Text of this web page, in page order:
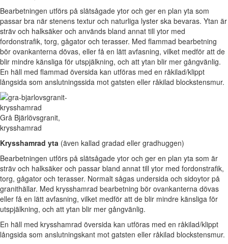
Bearbetningen utförs på slätsågade ytor och ger en plan yta som
passar bra när stenens textur och naturliga lyster ska bevaras. Ytan är
sträv och halksäker och används bland annat till ytor med
fordonstrafik, torg, gågator och terasser. Med flammad bearbetning
bör ovankanterna dövas, eller få en lätt avfasning, vilket medför att de
blir mindre känsliga för utspjälkning, och att ytan blir mer gångvänlig.
En häll med flammad översida kan utföras med en råkilad/klippt
långsida som anslutningssida mot gatsten eller råkilad blockstensmur.
Grå Bjärlövsgranit,
krysshamrad
Krysshamrad yta (även kallad gradad eller gradhuggen)
Bearbetningen utförs på slätsågade ytor och ger en plan yta som är
sträv och halksäker och passar bland annat till ytor med fordonstrafik,
torg, gågator och terasser. Normalt sågas undersida och sidoytor på
granithällar. Med krysshamrad bearbetning bör ovankanterna dövas
eller få en lätt avfasning, vilket medför att de blir mindre känsliga för
utspjälkning, och att ytan blir mer gångvänlig.
En häll med krysshamrad översida kan utföras med en råkilad/klippt
långsida som anslutningskant mot gatsten eller råkilad blockstensmur.